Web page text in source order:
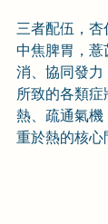
三者配伍，
中焦脾胃，
消、協同發
所致的各類
熱、疏通氣
重於熱的核心